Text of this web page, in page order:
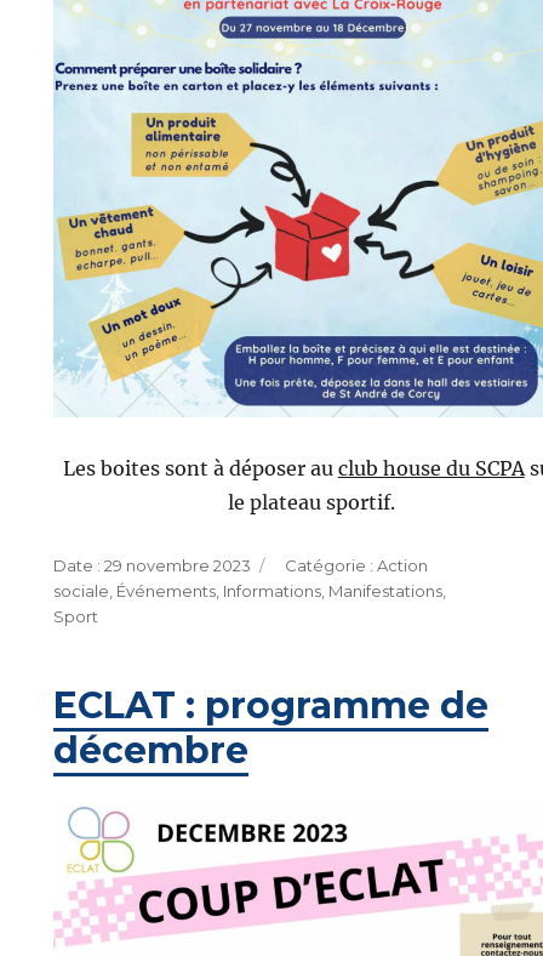
Les boites sont à déposer au club house du SCPA
le plateau sportif.
Publié
le
29 novembre 2023 Catégories
Action
sociale Événements, Informations, Manifestations,
Sport
ECLAT : programme de
décembre